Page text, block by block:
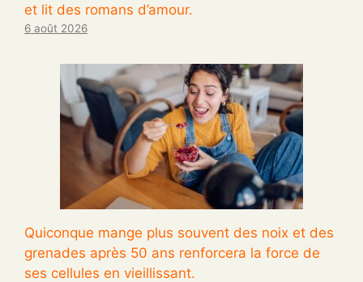
et lit des romans d’amour.
6 août 2026
Quiconque mange plus souvent des noix et des
grenades après 50 ans renforcera la force de
ses cellules en vieillissant.